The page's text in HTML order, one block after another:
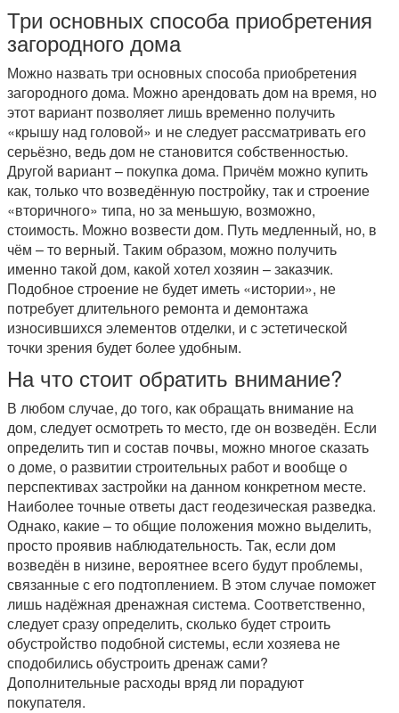
Три основных способа приобретения
загородного дома
Можно назвать три основных способа приобретения
загородного дома. Можно арендовать дом на время, но
этот вариант позволяет лишь временно получить
«крышу над головой» и не следует рассматривать его
серьёзно, ведь дом не становится собственностью.
Другой вариант – покупка дома. Причём можно купить
как, только что возведённую постройку, так и строение
«вторичного» типа, но за меньшую, возможно,
стоимость. Можно возвести дом. Путь медленный, но, в
чём – то верный. Таким образом, можно получить
именно такой дом, какой хотел хозяин – заказчик.
Подобное строение не будет иметь «истории», не
потребует длительного ремонта и демонтажа
износившихся элементов отделки, и с эстетической
точки зрения будет более удобным.
На что стоит обратить внимание?
В любом случае, до того, как обращать внимание на
дом, следует осмотреть то место, где он возведён. Если
определить тип и состав почвы, можно многое сказать
о доме, о развитии строительных работ и вообще о
перспективах застройки на данном конкретном месте.
Наиболее точные ответы даст геодезическая разведка.
Однако, какие – то общие положения можно выделить,
просто проявив наблюдательность. Так, если дом
возведён в низине, вероятнее всего будут проблемы,
связанные с его подтоплением. В этом случае поможет
лишь надёжная дренажная система. Соответственно,
следует сразу определить, сколько будет строить
обустройство подобной системы, если хозяева не
сподобились обустроить дренаж сами?
Дополнительные расходы вряд ли порадуют
покупателя.